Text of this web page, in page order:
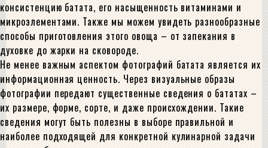
консистенцию батата, его насыщенность витаминами и
микроэлементами. Также мы можем увидеть разнообразные
способы приготовления этого овоща – от запекания в
духовке до жарки на сковороде.
Не менее важным аспектом фотографий батата является их
информационная ценность. Через визуальные образы
фотографии передают существенные сведения о бататах –
их размере, форме, сорте, и даже происхождении. Такие
сведения могут быть полезны в выборе правильной и
наиболее подходящей для конкретной кулинарной задачи